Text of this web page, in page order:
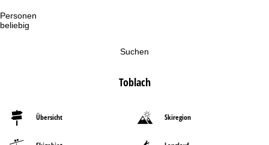
Personen
beliebig
Suchen
Toblach
Übersicht Skiregion